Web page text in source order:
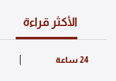
الأكثر قراءة